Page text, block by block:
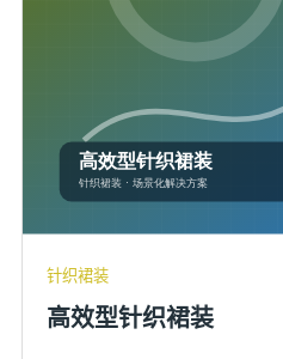
针织裙装
高效型针织裙装